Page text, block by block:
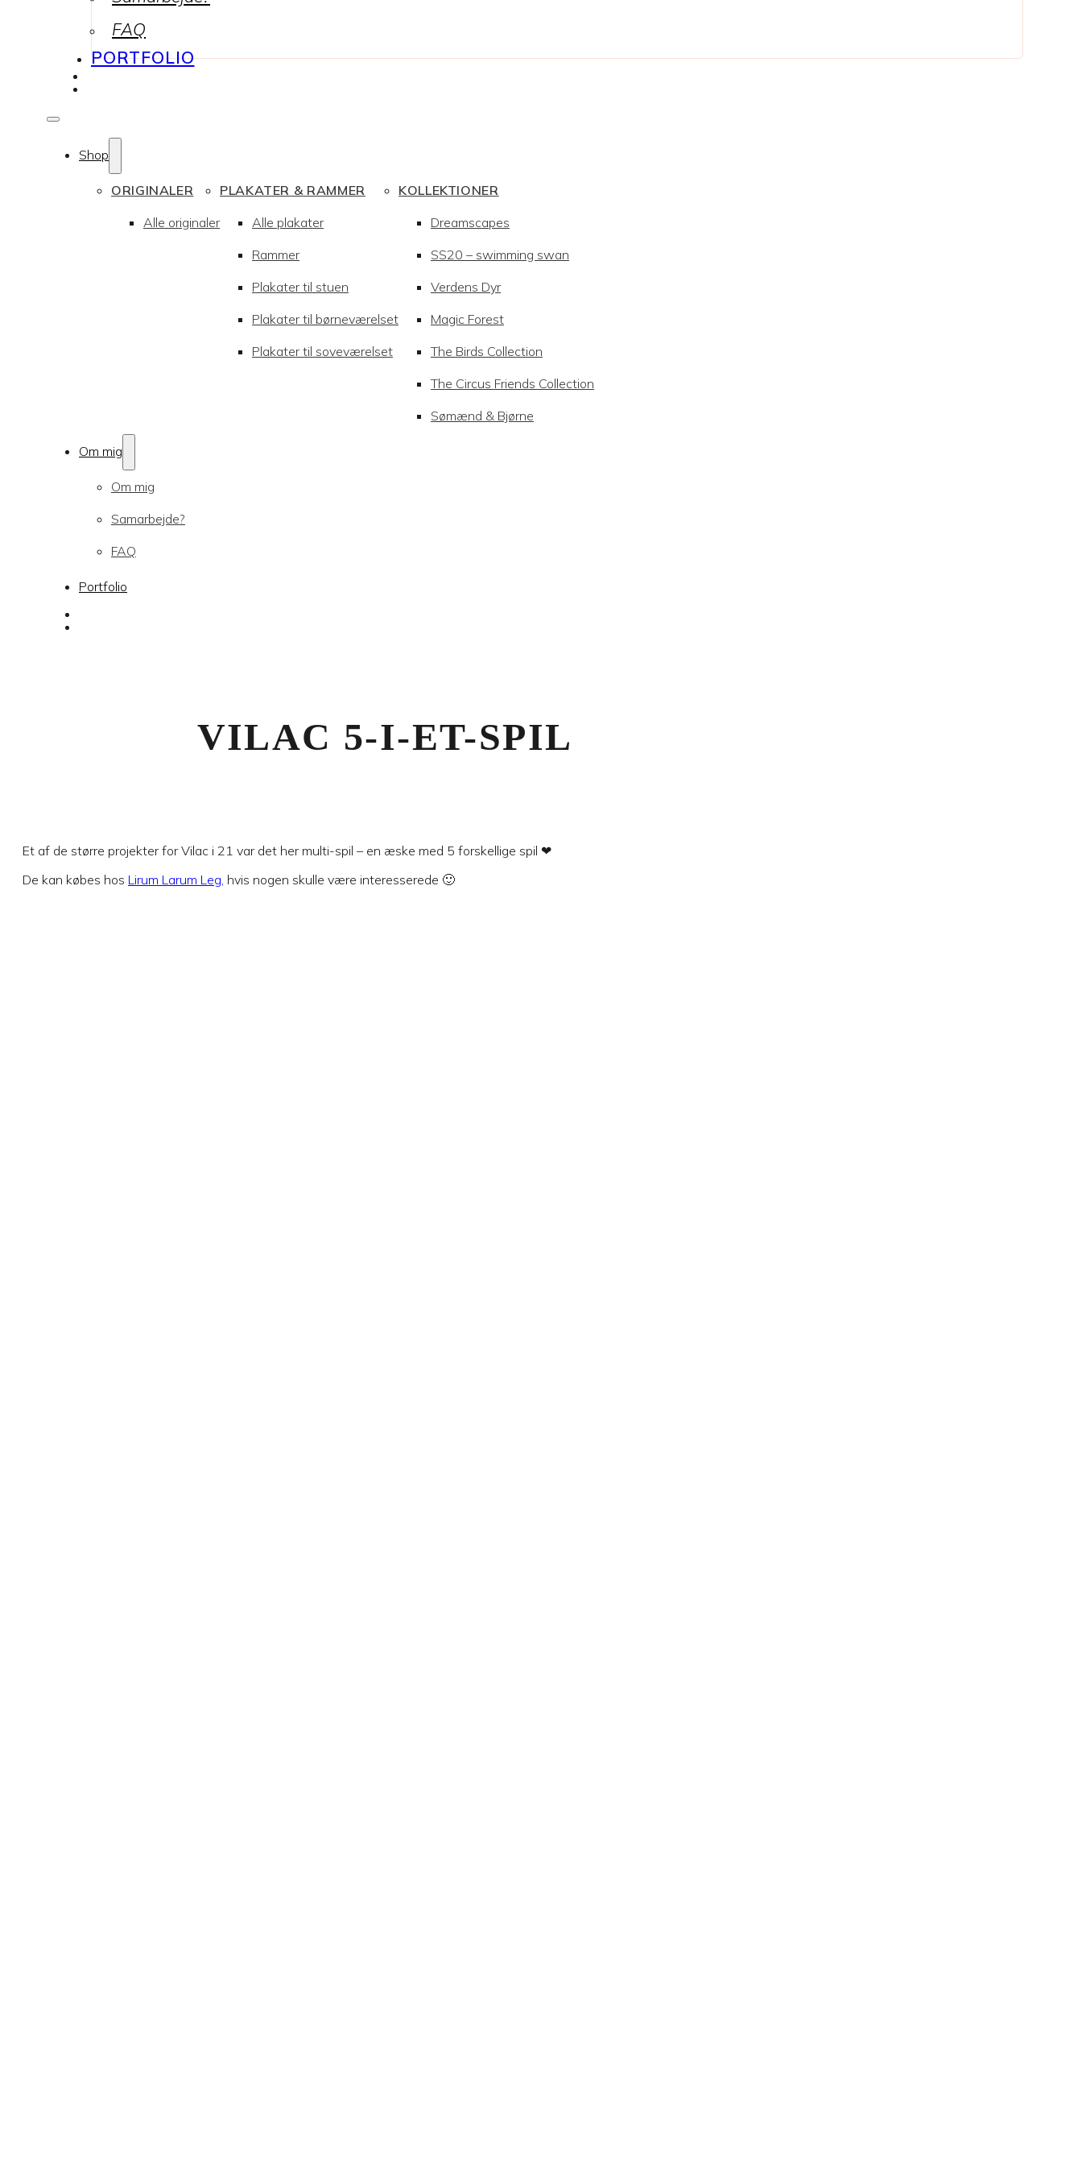
FAQ
PORTFOLIO
Shop
ORIGINALER
Alle originaler
PLAKATER & RAMMER
Alle plakater
Rammer
Plakater til stuen
Plakater til børneværelset
Plakater til soveværelset
KOLLEKTIONER
Dreamscapes
SS20 – swimming swan
Verdens Dyr
Magic Forest
The Birds Collection
The Circus Friends Collection
Sømænd & Bjørne
Om mig
Om mig
Samarbejde?
FAQ
Portfolio
VILAC 5-I-ET-SPIL
Et af de større projekter for Vilac i 21 var det her multi-spil – en æske med 5 forskellige spil ❤︎
De kan købes hos Lirum Larum Leg, hvis nogen skulle være interesserede 🙂